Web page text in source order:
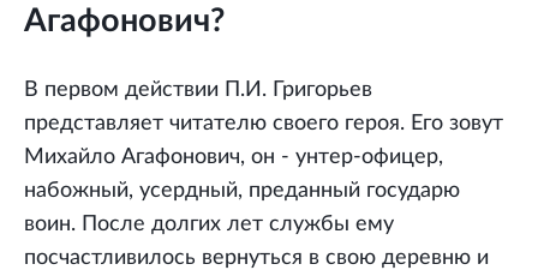
Агафонович?
В первом действии П.И. Григорьев
представляет читателю своего героя. Его зовут
Михайло Агафонович, он - унтер-офицер,
набожный, усердный, преданный государю
воин. После долгих лет службы ему
посчастливилось вернуться в свою деревню и